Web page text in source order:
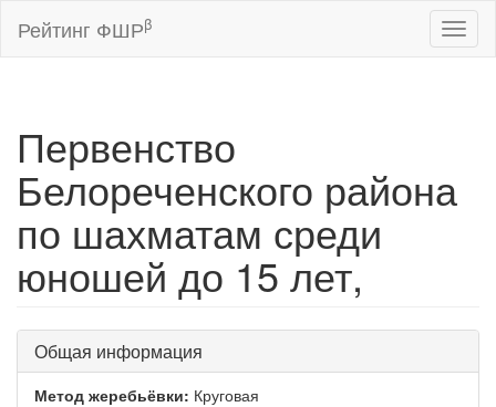
Рейтинг ФШРβ
Первенство
Белореченского района
по шахматам среди
юношей до 15 лет,
Общая информация
Метод жеребьёвки: Круговая